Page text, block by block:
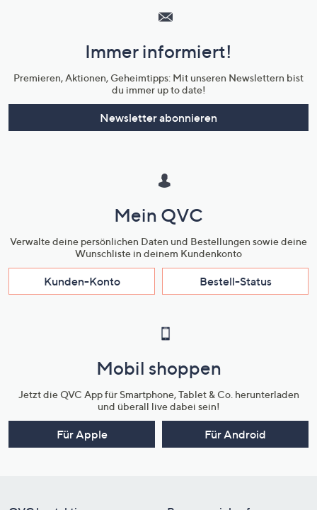
Unternehmensinformationen
Immer informiert!
Premieren, Aktionen, Geheimtipps: Mit unseren Newslettern bist
du immer up to date!
Newsletter abonnieren
Mein QVC
Verwalte deine persönlichen Daten und Bestellungen sowie deine
Wunschliste in deinem Kundenkonto
Kunden-Konto Bestell-Status
Mobil shoppen
Jetzt die QVC App für Smartphone, Tablet & Co. herunterladen
und überall live dabei sein!
Für Apple Für Android